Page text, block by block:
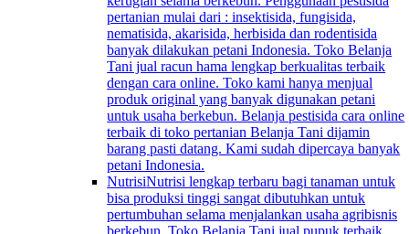
pertanian mulai dari : insektisida, fungisida,
nematisida, akarisida, herbisida dan rodentisida
banyak dilakukan petani Indonesia. Toko Belanja
Tani jual racun hama lengkap berkualitas terbaik
dengan cara online. Toko kami hanya menjual
produk original yang banyak digunakan petani
untuk usaha berkebun. Belanja pestisida cara online
terbaik di toko pertanian Belanja Tani dijamin
barang pasti datang. Kami sudah dipercaya banyak
petani Indonesia.
NutrisiNutrisi lengkap terbaru bagi tanaman untuk
bisa produksi tinggi sangat dibutuhkan untuk
pertumbuhan selama menjalankan usaha agribisnis
berkebun. Toko Belanja Tani jual pupuk terbaik